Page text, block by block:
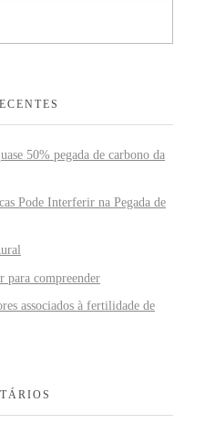
50% pegada de carbono da
Pode Interferir na Pegada de
para compreender
associados à fertilidade de